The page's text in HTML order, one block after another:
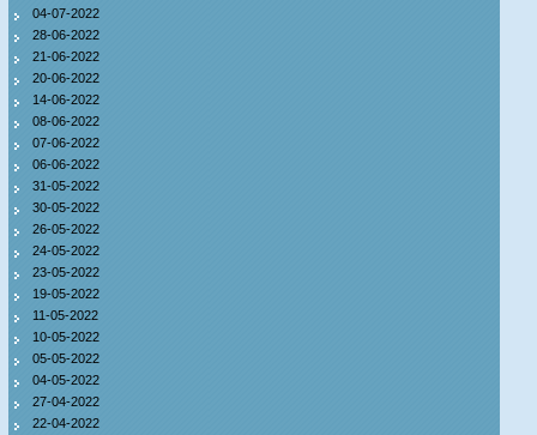
04-07-2022
28-06-2022
21-06-2022
20-06-2022
14-06-2022
08-06-2022
07-06-2022
06-06-2022
31-05-2022
30-05-2022
26-05-2022
24-05-2022
23-05-2022
19-05-2022
11-05-2022
10-05-2022
05-05-2022
04-05-2022
27-04-2022
22-04-2022